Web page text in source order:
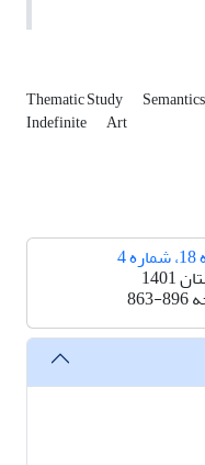
Thematic Study Semantics
Indefinite Art
4
863-896